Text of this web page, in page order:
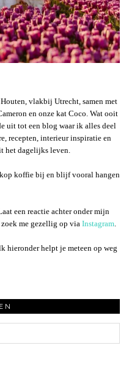
vlakbij Utrecht, samen met
en onze kat Coco. Wat ooit
uit tot een blog waar ik alles deel
recepten, interieur inspiratie en
het dagelijks leven.
koffie bij en blijf vooral hangen
een reactie achter onder mijn
me gezellig op viaInstagram.
hieronder helpt je meteen op weg